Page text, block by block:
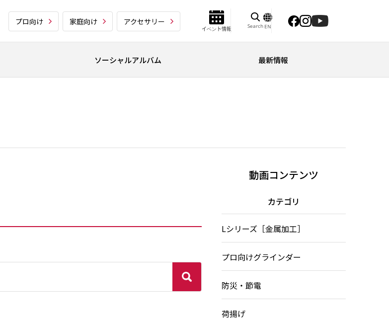
プロ向け 家庭向け アクセサリー
イベント情報 Search EN
ソーシャルアルバム 最新情報
動画コンテンツ
カテゴリ
Lシリーズ［金属加工］
プロ向けグラインダー
防災・節電
荷揚げ